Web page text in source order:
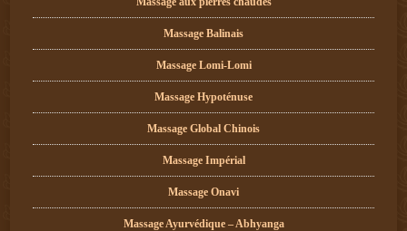
Massage Balinais
Massage Lomi-Lomi
Massage Hypoténuse
Massage Global Chinois
Massage Impérial
Massage Onavi
Massage Ayurvédique – Abhyanga